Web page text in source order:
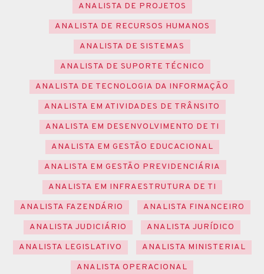
ANALISTA DE PROJETOS
ANALISTA DE RECURSOS HUMANOS
ANALISTA DE SISTEMAS
ANALISTA DE SUPORTE TÉCNICO
ANALISTA DE TECNOLOGIA DA INFORMAÇÃO
ANALISTA EM ATIVIDADES DE TRÂNSITO
ANALISTA EM DESENVOLVIMENTO DE TI
ANALISTA EM GESTÃO EDUCACIONAL
ANALISTA EM GESTÃO PREVIDENCIÁRIA
ANALISTA EM INFRAESTRUTURA DE TI
ANALISTA FAZENDÁRIO
ANALISTA FINANCEIRO
ANALISTA JUDICIÁRIO
ANALISTA JURÍDICO
ANALISTA LEGISLATIVO
ANALISTA MINISTERIAL
ANALISTA OPERACIONAL